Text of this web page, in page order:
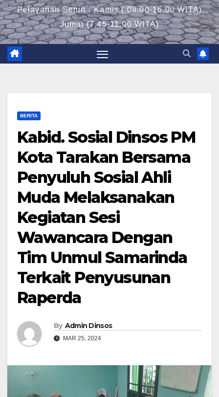
Pelayanan Senin - Kamis ( 08.00-16.00 WITA)
Jumat (7.45-11.00 WITA)
BERITA
Kabid. Sosial Dinsos PM
Kota Tarakan Bersama
Penyuluh Sosial Ahli
Muda Melaksanakan
Kegiatan Sesi
Wawancara Dengan
Tim Unmul Samarinda
Terkait Penyusunan
Raperda
By Admin Dinsos
MAR 25, 2024